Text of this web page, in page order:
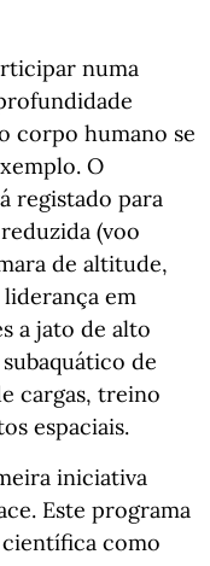
numa
corpo humano se
O
registado para
(voo
de altitude,
em
a jato de alto
de
cargas, treino
espaciais.
iniciativa
Este programa
como